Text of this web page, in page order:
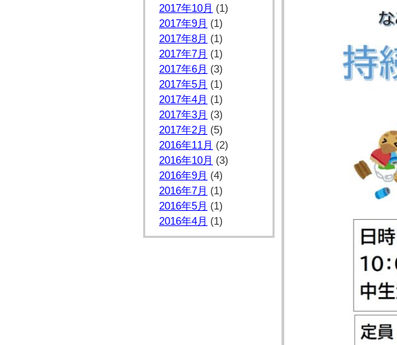
2017年10月 (1)
2017年9月 (1)
2017年8月 (1)
2017年7月 (1)
2017年6月 (3)
2017年5月 (1)
2017年4月 (1)
2017年3月 (3)
2017年2月 (5)
2016年11月 (2)
2016年10月 (3)
2016年9月 (4)
2016年7月 (1)
2016年5月 (1)
2016年4月 (1)